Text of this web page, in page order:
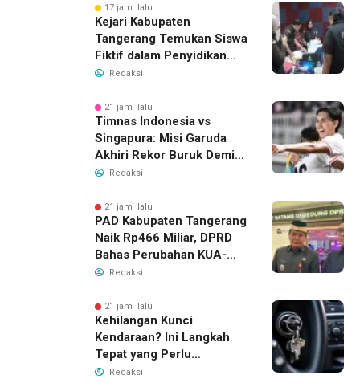
17 jam lalu
Kejari Kabupaten
Tangerang Temukan Siswa
Fiktif dalam Penyidikan
Dana BOP PKBM
Redaksi
21 jam lalu
Timnas Indonesia vs
Singapura: Misi Garuda
Akhiri Rekor Buruk Demi
Tiket Semifinal Piala AFF
Redaksi
21 jam lalu
PAD Kabupaten Tangerang
Naik Rp466 Miliar, DPRD
Bahas Perubahan KUA-
PPAS 2026
Redaksi
21 jam lalu
Kehilangan Kunci
Kendaraan? Ini Langkah
Tepat yang Perlu
Dilakukan
Redaksi